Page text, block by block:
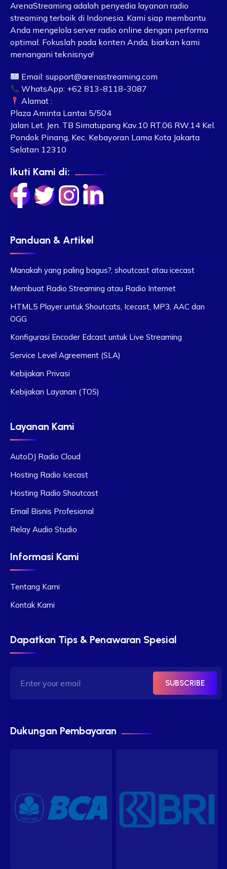
ArenaStreaming adalah penyedia layanan radio
streaming terbaik di Indonesia. Kami siap membantu
Anda mengelola server radio online dengan performa
optimal. Fokuslah pada konten Anda, biarkan kami
menangani teknisnya!
Email:support@arenastreaming.com
WhatsApp: +62 813-8118-3087
Alamat :
Plaza Aminta Lantai 5/504
Jalan Let. Jen. TB Simatupang Kav.10 RT.06 RW.14 Kel.
Pondok Pinang, Kec. Kebayoran Lama Kota Jakarta
Selatan 12310
Ikuti Kami di:
Panduan & Artikel
Manakah yang paling bagus?, shoutcast atau icecast
Membuat Radio Streaming atau Radio Internet
HTML5 Player untuk Shoutcats, Icecast, MP3, AAC dan
OGG
Konfigurasi Encoder Edcast untuk Live Streaming
Service Level Agreement (SLA)
Kebijakan Privasi
Kebijakan Layanan (TOS)
Layanan Kami
AutoDJ Radio Cloud
Hosting Radio Icecast
Hosting Radio Shoutcast
Email Bisnis Profesional
Relay Audio Studio
Informasi Kami
Tentang Kami
Kontak Kami
Dapatkan Tips & Penawaran Spesial
SUBSCRIBE
Dukungan Pembayaran